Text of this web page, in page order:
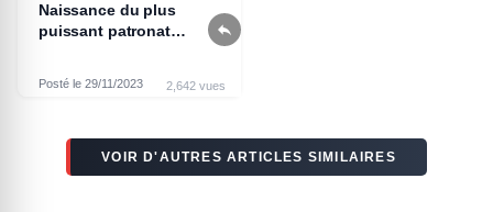
Naissance du plus
puissant patronat
Posté le 29/11/2023 2,642 vues

VOIR D'AUTRES ARTICLES SIMILAIRES